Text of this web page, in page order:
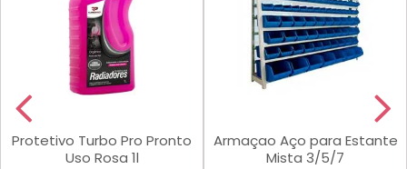
Protetivo Turbo Pro Pronto
Uso Rosa 1l
Armaçao Aço para Estante
Mista 3/5/7